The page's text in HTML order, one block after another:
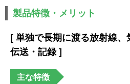
製品特徴・メリット
[ 単独で⻑期に渡る放射線
伝送・記録 ]
主な特徴